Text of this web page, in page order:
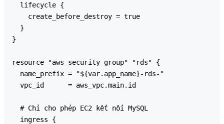
  lifecycle {
    create_before_destroy = true
  }
}
resource "aws_security_group" "rds" {
  name_prefix = "${var.app_name}-rds-"
  vpc_id      = aws_vpc.main.id
  # Chỉ cho phép EC2 kết nối MySQL
  ingress {